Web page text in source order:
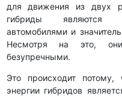
для движения из двух
гибриды являются
автомобилями и
Несмотря на это,
безупречными.
Это происходит
энергии гибридов